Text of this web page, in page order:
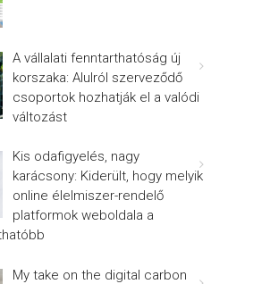
A vállalati fenntarthatóság új
korszaka: Alulról szerveződő
csoportok hozhatják el a valódi
változást
Kis odafigyelés, nagy
karácsony: Kiderült, hogy melyik
online élelmiszer-rendelő
platformok weboldala a
My take on the digital carbon